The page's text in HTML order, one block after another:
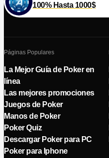
100% Hasta 1000$
Páginas Populares
La Mejor Guía de Poker en
línea
Las mejores promociones
Juegos de Poker
Manos de Poker
Poker Quiz
Descargar Poker para PC
Poker para Iphone